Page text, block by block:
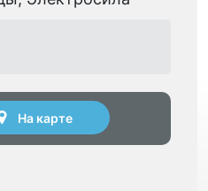
На карте